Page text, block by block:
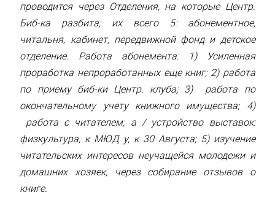
проводится через Отделения, на которые Центр.
Биб-ка разбита; их всего 5: абонементное,
читальня, кабинет, передвижной фонд и детское
отделение. Работа абонемента: 1) Усиленная
проработка непроработанных еще книг; 2) работа
по приему биб-ки Центр. клуба; 3) работа по
окончательному учету книжного имущества; 4)
работа с читателем; а / устройство выставок:
физкультура, к МЮД у, к 30 Августа; 5) изучение
читательских интересов неучащейся молодежи и
домашних хозяек, через собирание отзывов о
книге.